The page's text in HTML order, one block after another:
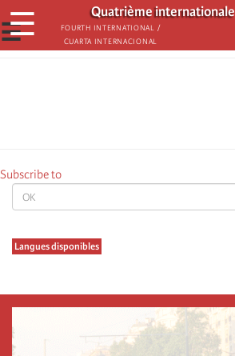
Skip
to
main
Quatrième internationale
Fourth International /
Cuarta Internacional
☰
☰
OK
Langues disponibles
Subscribe to